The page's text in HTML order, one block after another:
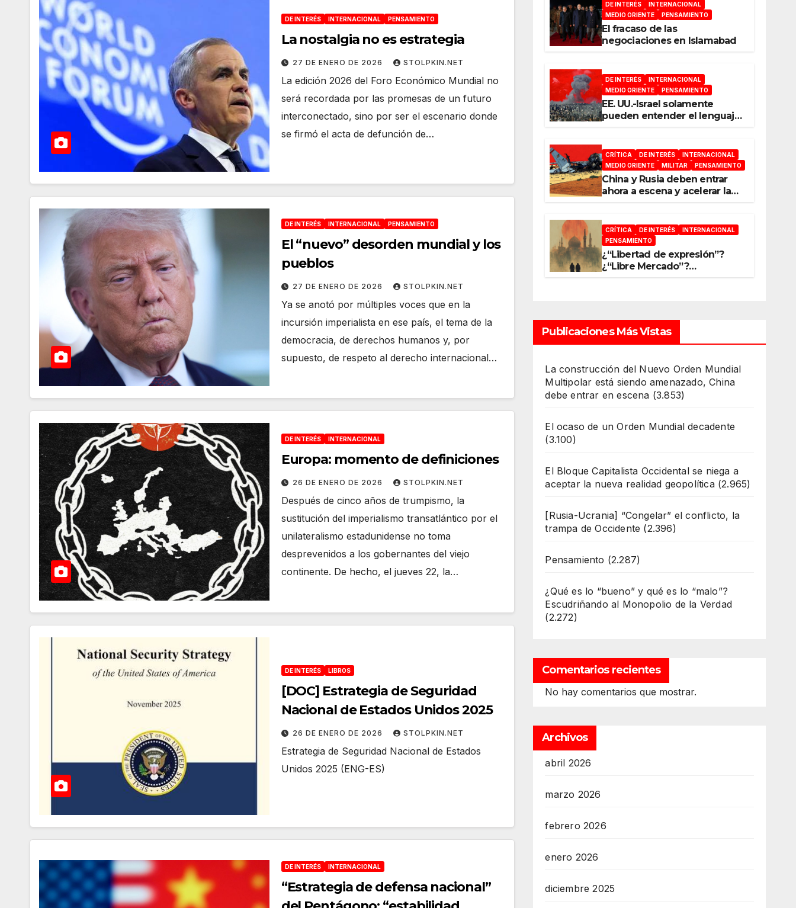
DE INTERÉS INTERNACIONAL PENSAMIENTO
La nostalgia no es estrategia
27 DE ENERO DE 2026 STOLPKIN.NET
La edición 2026 del Foro Económico Mundial no
será recordada por las promesas de un futuro
interconectado, sino por ser el escenario donde
se firmó el acta de defunción de…
DE INTERÉS INTERNACIONAL PENSAMIENTO
El “nuevo” desorden mundial y los
pueblos
27 DE ENERO DE 2026 STOLPKIN.NET
Ya se anotó por múltiples voces que en la
incursión imperialista en ese país, el tema de la
democracia, de derechos humanos y, por
supuesto, de respeto al derecho internacional…
DE INTERÉS INTERNACIONAL
Europa: momento de definiciones
26 DE ENERO DE 2026 STOLPKIN.NET
Después de cinco años de trumpismo, la
sustitución del imperialismo transatlántico por el
unilateralismo estadunidense no toma
desprevenidos a los gobernantes del viejo
continente. De hecho, el jueves 22, la…
DE INTERÉS LIBROS
[DOC] Estrategia de Seguridad
Nacional de Estados Unidos 2025
26 DE ENERO DE 2026 STOLPKIN.NET
Estrategia de Seguridad Nacional de Estados
Unidos 2025 (ENG-ES)
DE INTERÉS INTERNACIONAL
“Estrategia de defensa nacional”
DE INTERÉS
INTERNACIONAL
MEDIO ORIENTE
PENSAMIENTO
El fracaso de las
negociaciones en Islamabad
DE INTERÉS
INTERNACIONAL
MEDIO ORIENTE
PENSAMIENTO
EE. UU.-Israel solamente
pueden entender el lenguaje
CRÍTICA DE INTERÉS
INTERNACIONAL
MEDIO ORIENTE
MILITAR PENSAMIENTO
China y Rusia deben entrar
ahora a escena y acelerar la
CRÍTICA DE INTERÉS
INTERNACIONAL
PENSAMIENTO
¿“Libertad de expresión”?
¿“Libre Mercado”?
Publicaciones Más Vistas
La construcción del Nuevo Orden Mundial
Multipolar está siendo amenazado, China
debe entrar en escena (3.853)
El ocaso de un Orden Mundial decadente
(3.100)
El Bloque Capitalista Occidental se niega a
aceptar la nueva realidad geopolítica (2.965)
[Rusia-Ucrania] “Congelar” el conflicto, la
trampa de Occidente (2.396)
Pensamiento (2.287)
¿Qué es lo “bueno” y qué es lo “malo”?
Escudriñando al Monopolio de la Verdad
(2.272)
Comentarios recientes
No hay comentarios que mostrar.
Archivos
abril 2026
marzo 2026
febrero 2026
enero 2026
diciembre 2025